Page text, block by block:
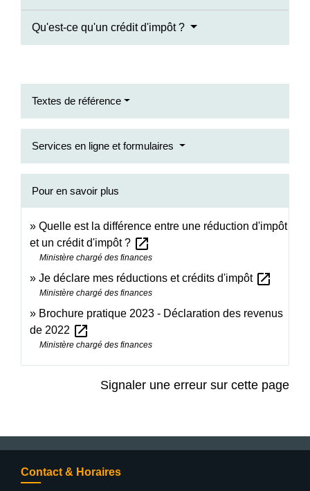
Qu'est-ce qu'un crédit d'impôt ?
Textes de référence
Services en ligne et formulaires
Pour en savoir plus
Quelle est la différence entre une réduction d'impôt
et un crédit d'impôt ? open_in_new
Ministère chargé des finances
Je déclare mes réductions et crédits d'impôt open_in_new
Ministère chargé des finances
Brochure pratique 2023 - Déclaration des revenus
de 2022 open_in_new
Ministère chargé des finances
Signaler une erreur sur cette page
Contact & Horaires